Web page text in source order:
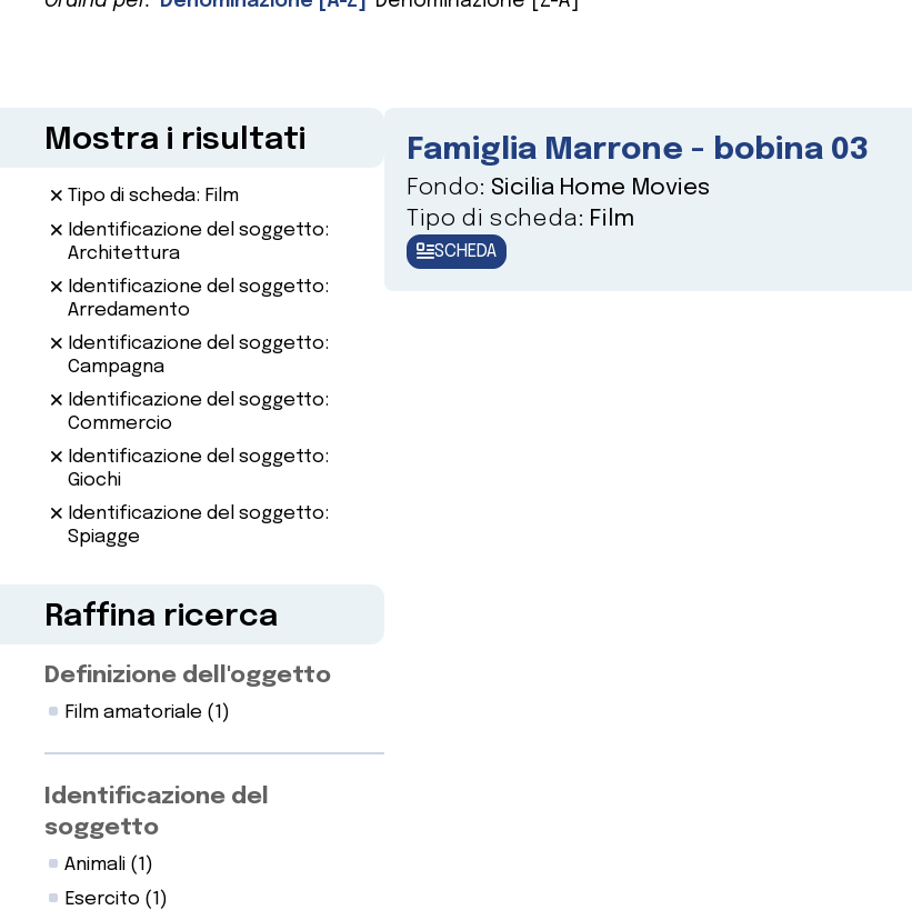
Mostra i risultati
Tipo di scheda: Film
Identificazione del soggetto:
Architettura
Identificazione del soggetto:
Arredamento
Identificazione del soggetto:
Campagna
Identificazione del soggetto:
Commercio
Identificazione del soggetto:
Giochi
Identificazione del soggetto:
Spiagge
Raffina ricerca
Definizione dell'oggetto
Film amatoriale (1)
Identificazione del
soggetto
Animali (1)
Esercito (1)
Famiglia Marrone - bobina 03
Fondo: Sicilia Home Movies
Tipo di scheda: Film
SCHEDA